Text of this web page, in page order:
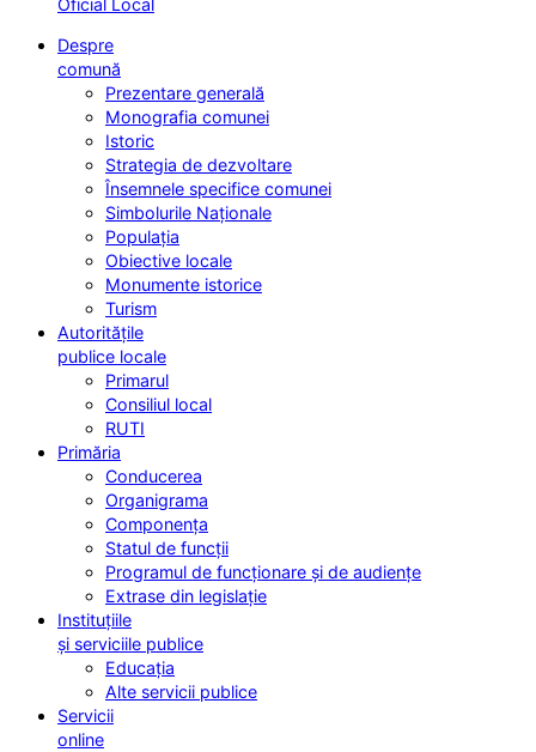
Despre
comună
Prezentare generală
Monografia comunei
Istoric
Strategia de dezvoltare
Însemnele specifice comunei
Simbolurile Naționale
Populația
Obiective locale
Monumente istorice
Turism
Autoritățile
publice locale
Primarul
Consiliul local
RUTI
Primăria
Conducerea
Organigrama
Componența
Statul de funcții
Programul de funcționare și de audiențe
Extrase din legislație
Instituțiile
și serviciile publice
Educația
Alte servicii publice
Servicii
online